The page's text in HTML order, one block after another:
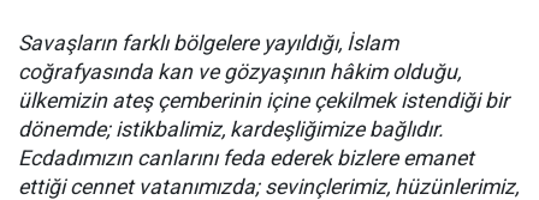
Savaşların farklı bölgelere yayıldığı, İslam
coğrafyasında kan ve gözyaşının hâkim olduğu,
ülkemizin ateş çemberinin içine çekilmek istendiği bir
dönemde; istikbalimiz, kardeşliğimize bağlıdır.
Ecdadımızın canlarını feda ederek bizlere emanet
ettiği cennet vatanımızda; sevinçlerimiz, hüzünlerimiz,